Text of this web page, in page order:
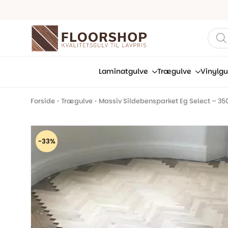
Laminatgulve Trægulve
Forside • Trægulve • Massiv Sildebensparket Eg Select –
-33%